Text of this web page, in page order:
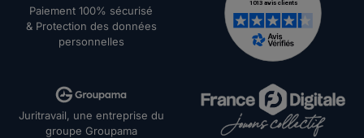
Paiement 100% sécurisé
& Protection des données
personnelles
Juritravail, une entreprise du
groupe Groupama